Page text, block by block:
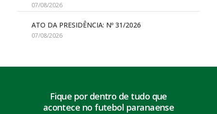
07/08/2026
ATO DA PRESIDÊNCIA: Nº 31/2026
07/08/2026
Fique por dentro de tudo que
acontece no futebol paranaense